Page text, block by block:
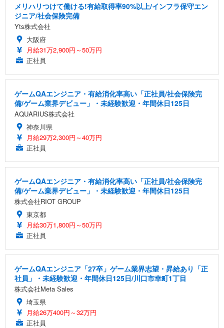
メリハリつけて働ける!有給取得率90%以上/インフラ保守エン
ジニア/社会保険完備
Yts株式会社
大阪府
月給31万2,900円～50万円
正社員
ゲームQAエンジニア・有給消化率高い「正社員/社会保険完
備/ゲーム業界デビュー」・未経験歓迎・年間休日125日
AQUARIUS株式会社
神奈川県
月給29万2,300円～40万円
正社員
ゲームQAエンジニア・有給消化率高い「正社員/社会保険完
備/ゲーム業界デビュー」・未経験歓迎・年間休日125日
株式会社RIOT GROUP
東京都
月給30万1,800円～50万円
正社員
ゲームQAエンジニア「27卒」ゲーム業界志望・昇給あり「正
社員」・未経験歓迎・年間休日125日/川口市幸町1丁目
株式会社Meta Sales
埼玉県
月給26万400円～32万円
正社員